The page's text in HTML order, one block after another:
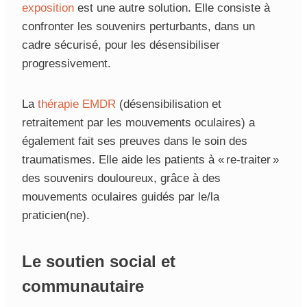
exposition est une autre solution. Elle consiste à
confronter les souvenirs perturbants, dans un
cadre sécurisé, pour les désensibiliser
progressivement.
La thérapie EMDR (désensibilisation et
retraitement par les mouvements oculaires) a
également fait ses preuves dans le soin des
traumatismes. Elle aide les patients à « re-traiter »
des souvenirs douloureux, grâce à des
mouvements oculaires guidés par le/la
praticien(ne).
Le soutien social et
communautaire